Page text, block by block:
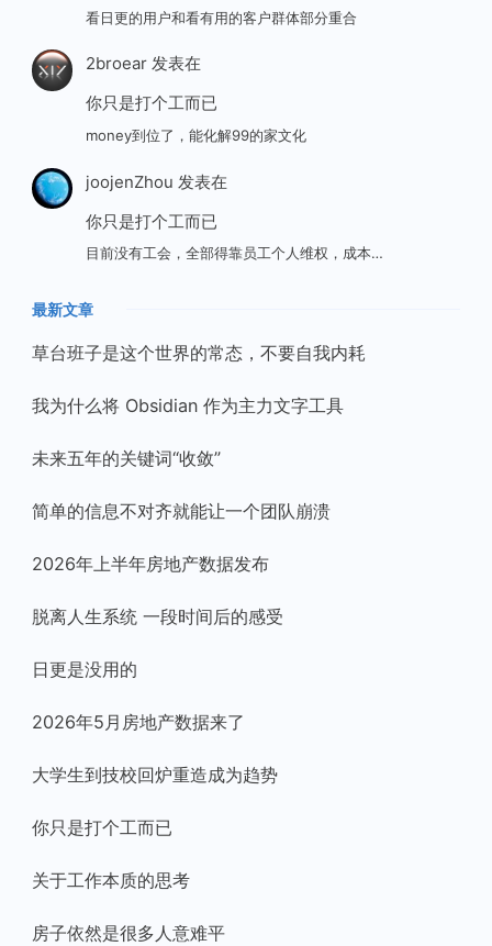
看日更的用户和看有用的客户群体部分重合
2broear发表在
你只是打个工而已
money到位了，能化解99的家文化
joojenZhou 发表在
你只是打个工而已
目前没有工会，全部得靠员工个人维权，成本…
最新文章
草台班子是这个世界的常态，不要自我内耗
我为什么将 Obsidian 作为主力文字工具
未来五年的关键词“收敛”
简单的信息不对齐就能让一个团队崩溃
2026年上半年房地产数据发布
脱离人生系统 一段时间后的感受
日更是没用的
2026年5月房地产数据来了
大学生到技校回炉重造成为趋势
你只是打个工而已
关于工作本质的思考
房子依然是很多人意难平